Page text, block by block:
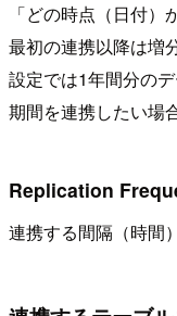
「どの時点（日付）
最初の連携以降は増
設定では1年間分の
期間を連携したい場
Replication
連携する間隔（時間